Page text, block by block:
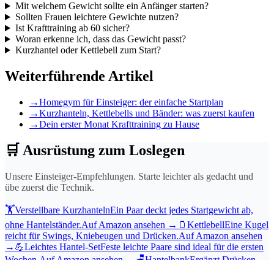
Mit welchem Gewicht sollte ein Anfänger starten?
Sollten Frauen leichtere Gewichte nutzen?
Ist Krafttraining ab 60 sicher?
Woran erkenne ich, dass das Gewicht passt?
Kurzhantel oder Kettlebell zum Start?
Weiterführende Artikel
→Homegym für Einsteiger: der einfache Startplan
→Kurzhanteln, Kettlebells und Bänder: was zuerst kaufen
→Dein erster Monat Krafttraining zu Hause
🛒 Ausrüstung zum Loslegen
Unsere Einsteiger-Empfehlungen. Starte leichter als gedacht und
übe zuerst die Technik.
🏋️Verstellbare KurzhantelnEin Paar deckt jedes Startgewicht ab,
ohne Hantelständer.Auf Amazon ansehen → 🫙 KettlebellEine Kugel
reicht für Swings, Kniebeugen und Drücken.Auf Amazon ansehen
→ 💪Leichtes Hantel-SetFeste leichte Paare sind ideal für die ersten